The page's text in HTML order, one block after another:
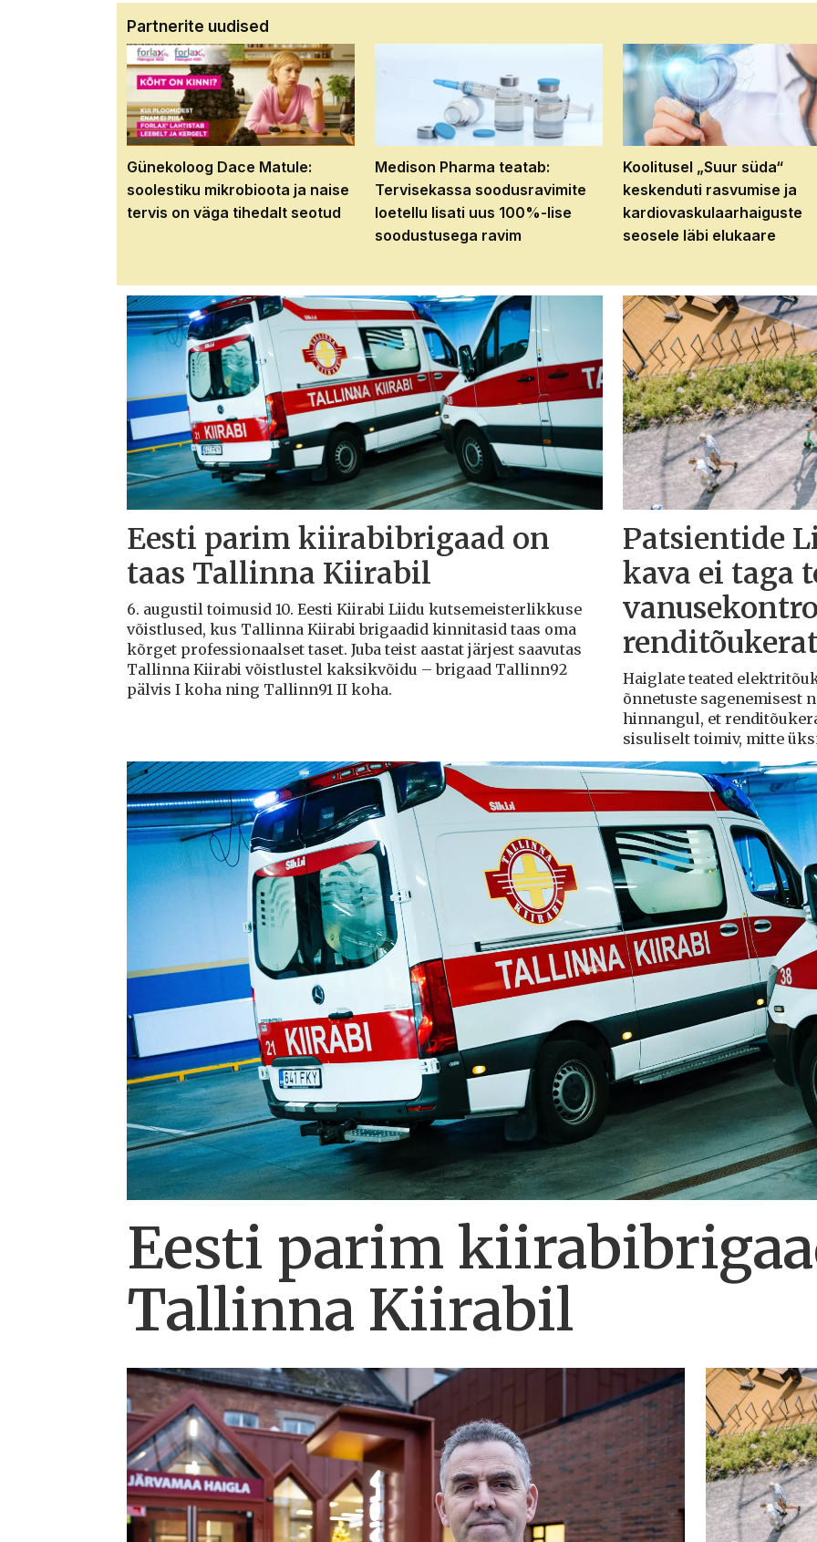
Partnerite uudised
Günekoloog Dace Matule:
soolestiku mikrobioota ja naise
tervis on väga tihedalt seotud
Medison Pharma teatab:
Tervisekassa soodusravimite
loetellu lisati uus 100%-lise
soodustusega ravim
Koolitusel „Suur süda“
keskenduti rasvumise ja
kardiovaskulaarhaiguste
seosele läbi elukaare
Eesti parim kiirabibrigaad on
taas Tallinna Kiirabil
6. augustil toimusid 10. Eesti Kiirabi Liidu kutsemeisterlikkuse
võistlused, kus Tallinna Kiirabi brigaadid kinnitasid taas oma
kõrget professionaalset taset. Juba teist aastat järjest saavutas
Tallinna Kiirabi võistlustel kaksikvõidu – brigaad Tallinn92
pälvis I koha ning Tallinn91 II koha.
Patsientide
kava ei taga
Haiglate teated
õnnetuste sagenemisest
hinnangul, et
sisuliselt toimiv, mitte
Eesti parim
Tallinna Kiirabil